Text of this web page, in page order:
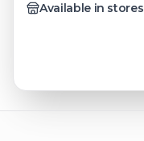
Available in stores